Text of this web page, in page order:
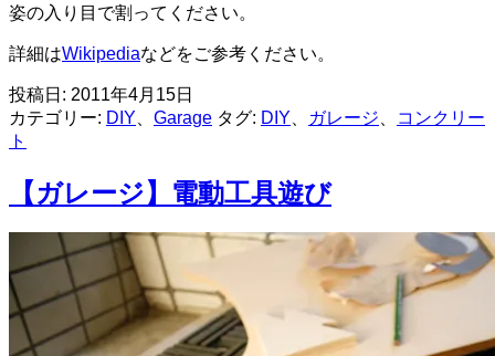
姿の入り目で割ってください。
詳細はWikipediaなどをご参考ください。
投稿日: 2011年4月15日
カテゴリー: DIY Garage タグ: DIY ガレージ
コンクリー
ト
【ガレージ】電動工具遊び